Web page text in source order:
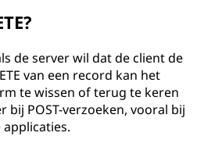
de server wil dat de client de
van een record kan het
te wissen of terug te keren
POST-verzoeken, vooral bij